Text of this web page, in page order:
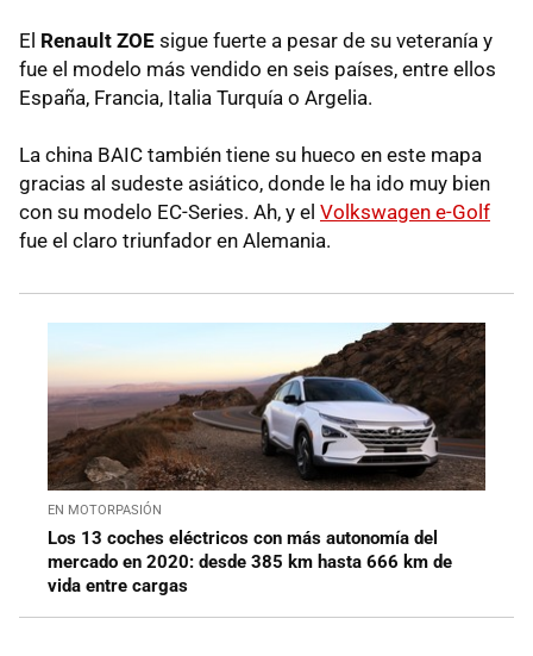
El Renault ZOE sigue fuerte a pesar de su veteranía y
fue el modelo más vendido en seis países, entre ellos
España, Francia, Italia Turquía o Argelia.
La china BAIC también tiene su hueco en este mapa
gracias al sudeste asiático, donde le ha ido muy bien
con su modelo EC-Series. Ah, y el Volkswagen e-Golf
fue el claro triunfador en Alemania.
EN MOTORPASIÓN
Los 13 coches eléctricos con más autonomía del
mercado en 2020: desde 385 km hasta 666 km de
vida entre cargas